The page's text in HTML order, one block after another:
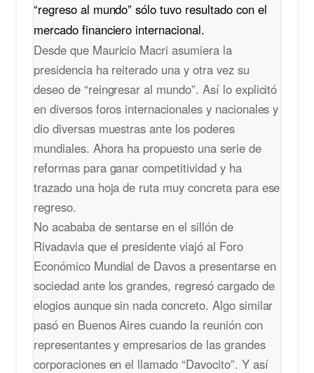
“regreso al mundo” sólo tuvo resultado con el
mercado financiero internacional.
Desde que Mauricio Macri asumiera la
presidencia ha reiterado una y otra vez su
deseo de “reingresar al mundo”. Así lo explicitó
en diversos foros internacionales y nacionales y
dio diversas muestras ante los poderes
mundiales. Ahora ha propuesto una serie de
reformas para ganar competitividad y ha
trazado una hoja de ruta muy concreta para ese
regreso.
No acababa de sentarse en el sillón de
Rivadavia que el presidente viajó al Foro
Económico Mundial de Davos a presentarse en
sociedad ante los grandes, regresó cargado de
elogios aunque sin nada concreto. Algo similar
pasó en Buenos Aires cuando la reunión con
representantes y empresarios de las grandes
corporaciones en el llamado “Davocito”. Y así